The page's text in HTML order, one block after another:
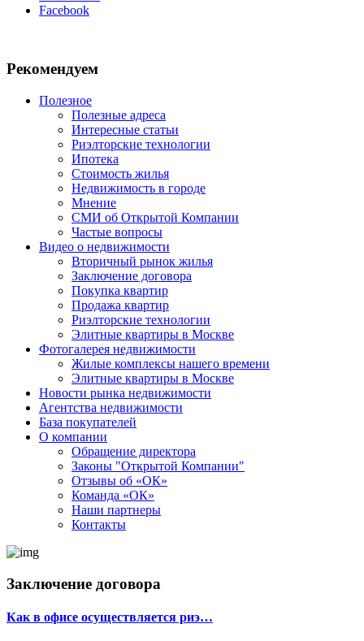
Facebook
Рекомендуем
Полезное
Полезные адреса
Интересные статьи
Риэлторские технологии
Ипотека
Стоимость жилья
Недвижимость в городе
Мнение
СМИ об Открытой Компании
Частые вопросы
Видео о недвижимости
Вторичный рынок жилья
Заключение договора
Покупка квартир
Продажа квартир
Риэлторские технологии
Элитные квартиры в Москве
Фотогалерея недвижимости
Жилые комплексы нашего времени
Элитные квартиры в Москве
Новости рынка недвижимости
Агентства недвижимости
База покупателей
О компании
Обращение директора
Законы "Открытой Компании"
Отзывы об «ОК»
Команда «ОК»
Наши партнеры
Контакты
Заключение договора
Как в офисе осуществляется риэ…